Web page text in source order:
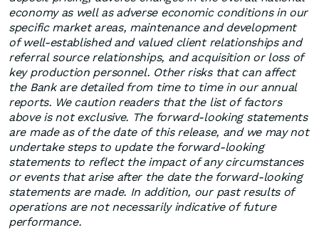
economy as well as adverse economic conditions in our
specific market areas, maintenance and development
of well-established and valued client relationships and
referral source relationships, and acquisition or loss of
key production personnel. Other risks that can affect
the Bank are detailed from time to time in our annual
reports. We caution readers that the list of factors
above is not exclusive. The forward-looking statements
are made as of the date of this release, and we may not
undertake steps to update the forward-looking
statements to reflect the impact of any circumstances
or events that arise after the date the forward-looking
statements are made. In addition, our past results of
operations are not necessarily indicative of future
performance.